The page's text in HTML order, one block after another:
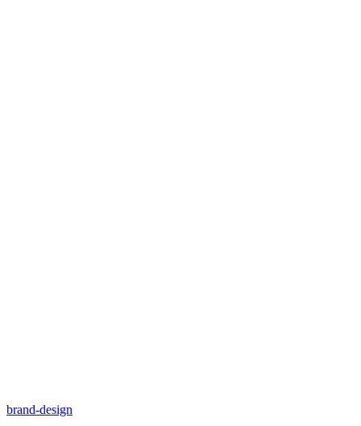
brand-design